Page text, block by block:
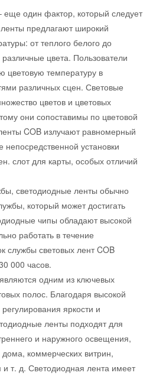
​​еще один фактор, который следует
предлагают широкий
от теплого белого до
цвета. Пользователи
цветовую температуру в
различных сцен. Световые
цветов и цветовых
они сопоставимы по цветовой
COB излучают равномерный
установки
слот для карты, особых отличий
светодиодные ленты обычно
который может достигать
чипы обладают высокой
работать в течение
службы световых лент COB
000 часов.
одним из ключевых
полос. Благодаря высокой
яркости и
ленты подходят для
и наружного освещения,
коммерческих витрин,
т. д. Светодиодная лента имеет